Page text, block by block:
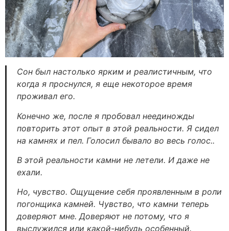
Сон был настолько ярким и реалистичным, что
когда я проснулся, я еще некоторое время
проживал его.
Конечно же, после я пробовал неединожды
повторить этот опыт в этой реальности. Я сидел
на камнях и пел. Голосил бывало во весь голос..
В этой реальности камни не летели. И даже не
ехали.
Но, чувство. Ощущение себя проявленным в роли
погонщика камней. Чувство, что камни теперь
доверяют мне. Доверяют не потому, что я
выслужился или какой-нибудь особенный.